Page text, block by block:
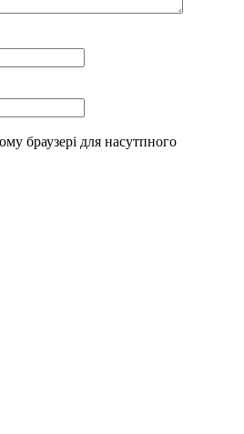
браузері для насутпного